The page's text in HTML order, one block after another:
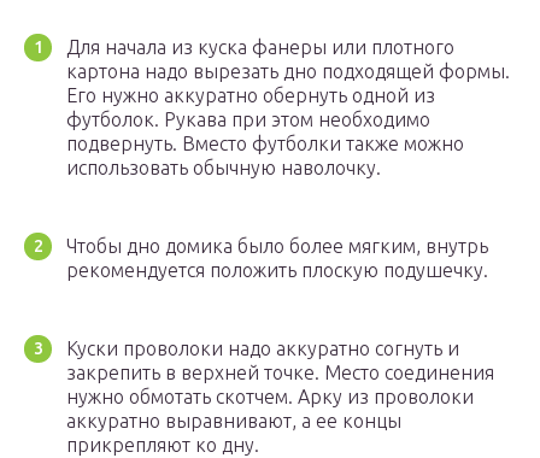
Для начала из куска фанеры или плотного
картона надо вырезать дно подходящей формы.
Его нужно аккуратно обернуть одной из
футболок. Рукава при этом необходимо
подвернуть. Вместо футболки также можно
использовать обычную наволочку.
Чтобы дно домика было более мягким, внутрь
рекомендуется положить плоскую подушечку.
Куски проволоки надо аккуратно согнуть и
закрепить в верхней точке. Место соединения
нужно обмотать скотчем. Арку из проволоки
аккуратно выравнивают, а ее концы
прикрепляют ко дну.